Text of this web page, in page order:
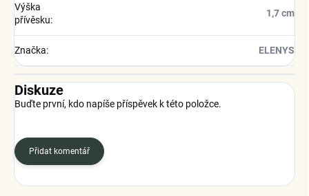
Výška
přívěsku:
1,7 cm
Značka: ELENYS
Diskuze
Buďte první, kdo napíše příspěvek k této položce.
Přidat komentář